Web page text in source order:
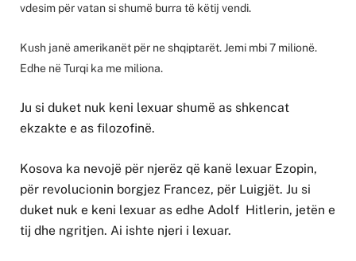
vdesim për vatan si shumë burra të këtij vendi.
Kush janë amerikanët për ne shqiptarët. Jemi mbi 7 milionë.
Edhe në Turqi ka me miliona.
Ju si duket nuk keni lexuar shumë as shkencat
ekzakte e as filozofinë.
Kosova ka nevojë për njerëz që kanë lexuar Ezopin,
për revolucionin borgjez Francez, për Luigjët. Ju si
duket nuk e keni lexuar as edhe Adolf Hitlerin, jetën e
tij dhe ngritjen. Ai ishte njeri i lexuar.